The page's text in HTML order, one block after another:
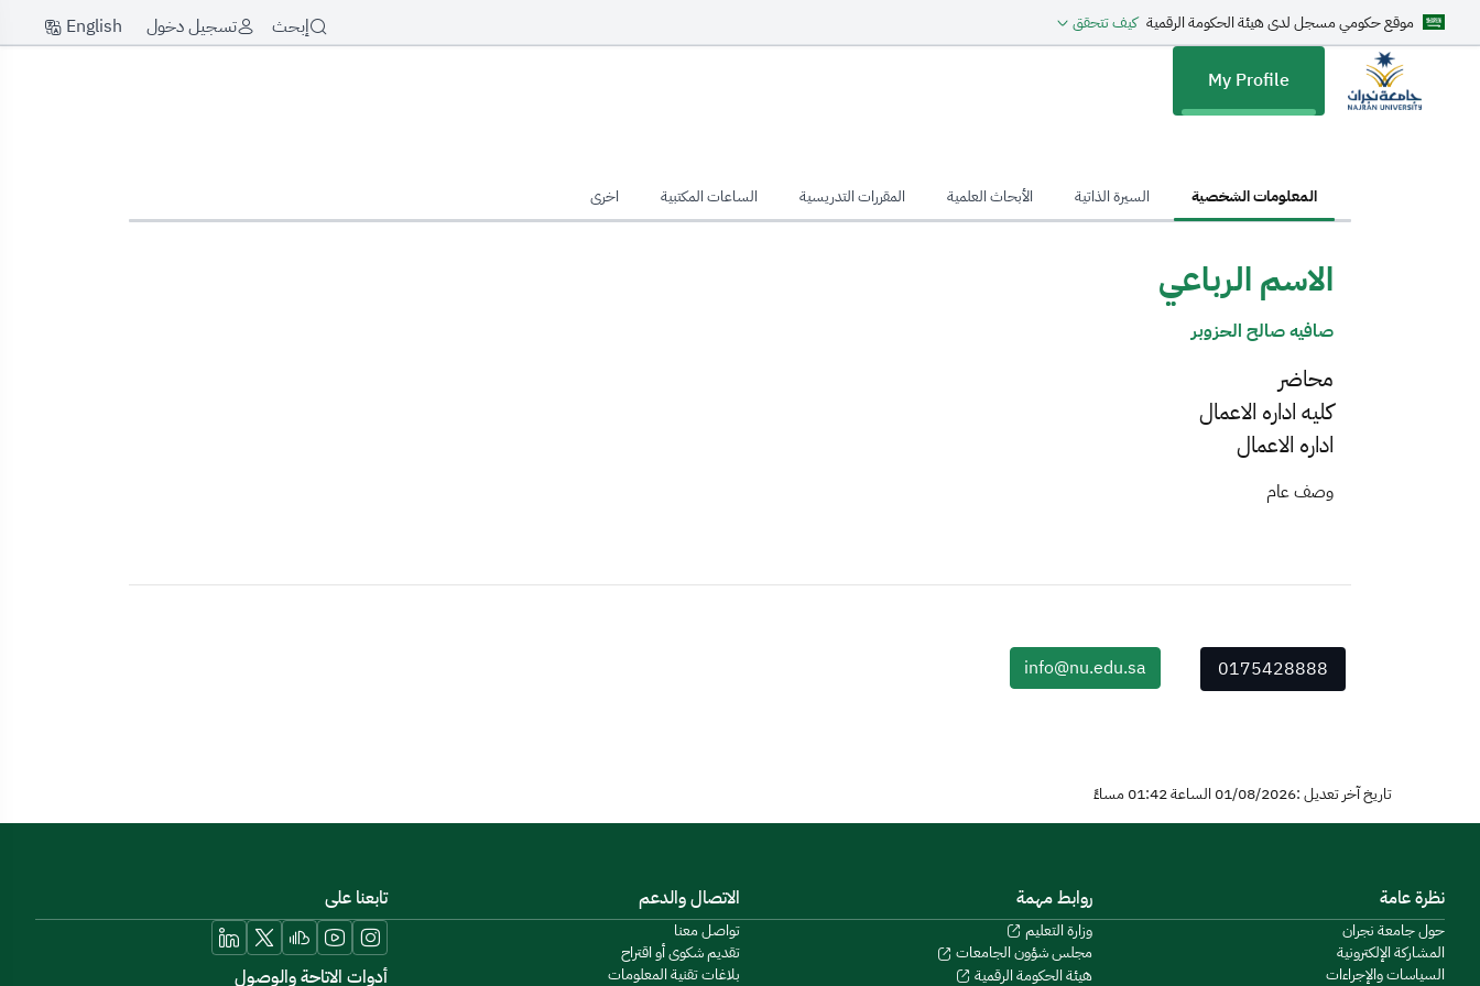
موقع حكومي مسجل لدى هيئة الحكومة الرقمية كيف تتحقق إبحث تسجيل دخول English
My Profile
المعلومات الشخصية السيرة الذاتية الأبحاث العلمية المقررات التدريسية الساعات المكتبية اخرى
الاسم الرباعي
صافيه صالح الحزوبر
محاضر
كليه اداره الاعمال
اداره الاعمال
وصف عام
0175428888
info@nu.edu.sa
تاريخ آخر تعديل :01/08/2026 الساعة 01:42 مساءً
نظرة عامة
حول جامعة نجران
المشاركة الإلكترونية
السياسات والإجراءات
روابط مهمة
وزارة التعليم
مجلس شؤون الجامعات
هيئة الحكومة الرقمية
الاتصال والدعم
تواصل معنا
تقديم شكوى أو اقتراح
بلاغات تقنية المعلومات
تابعنا على
أدوات الاتاحة والوصول